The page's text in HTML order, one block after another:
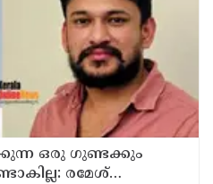
ഒരു ഗുണ്ടക്കും
രമേശ്